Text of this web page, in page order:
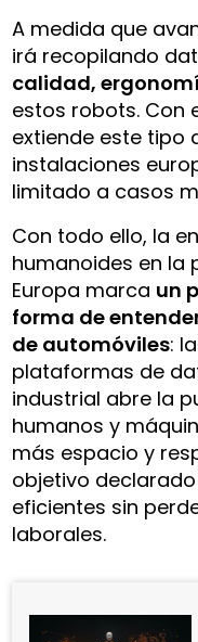
A medida que
irá recopilando
calidad,
estos robots. Con
extiende este tipo
instalaciones
limitado a casos
Con todo ello, la
humanoides en la
Europa marca un
forma de
de automóviles:
plataformas de
industrial abre la
humanos y
más espacio y
objetivo
eficientes sin
laborales.